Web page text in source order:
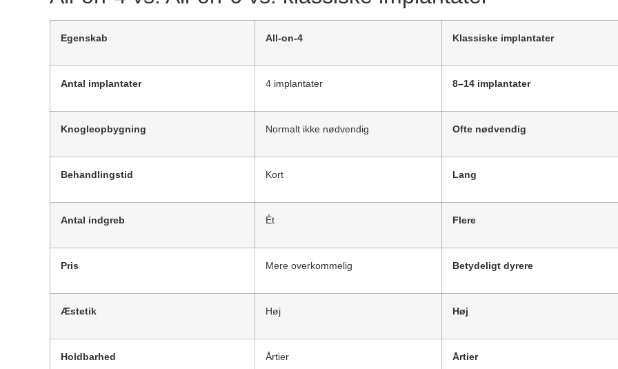
Egenskab All-on-4 Klassiske implantater
Antal implantater 4 implantater 8–14 implantater
Knogleopbygning Normalt ikke nødvendig Ofte nødvendig
Behandlingstid Kort Lang
Antal indgreb Ét Flere
Pris Mere overkommelig Betydeligt dyrere
Æstetik Høj Høj
Holdbarhed Årtier Årtier